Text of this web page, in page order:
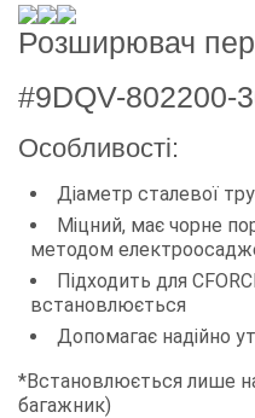
Розширювач
#9DQV-802200-
Особливості:
Діаметр сталевої
Міцний, має чорне
методом
Підходить для
встановлюється
Допомагає надійно
*Встановлюється лише
багажник)